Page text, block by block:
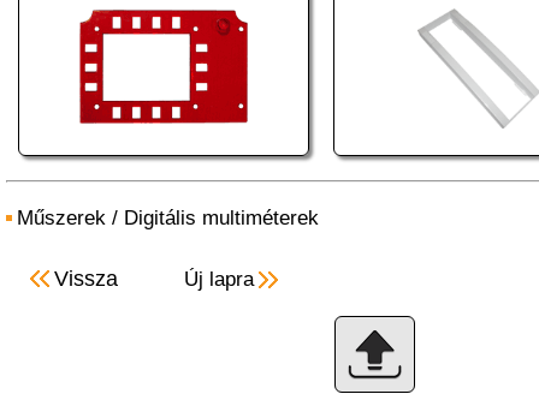
Műszerek / Digitális multiméterek
Vissza Új lapra